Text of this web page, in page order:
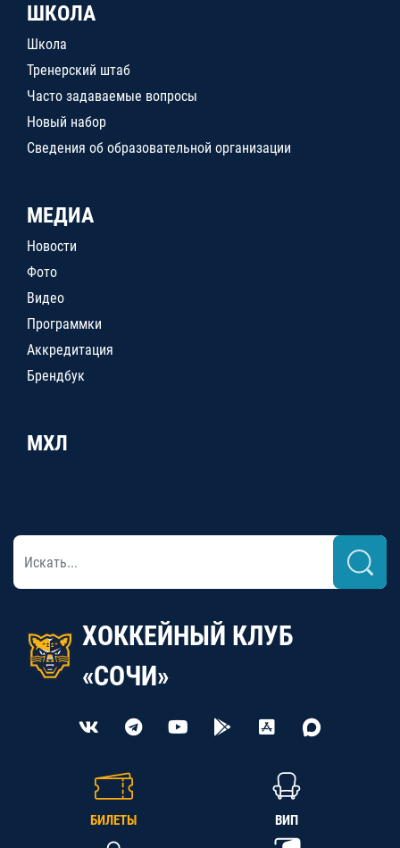
ШКОЛА
Школа
Тренерский штаб
Часто задаваемые вопросы
Новый набор
Сведения об образовательной организации
МЕДИА
Новости
Фото
Видео
Программки
Аккредитация
Брендбук
МХЛ
ХОККЕЙНЫЙ КЛУБ
«СОЧИ»
БИЛЕТЫ ВИП